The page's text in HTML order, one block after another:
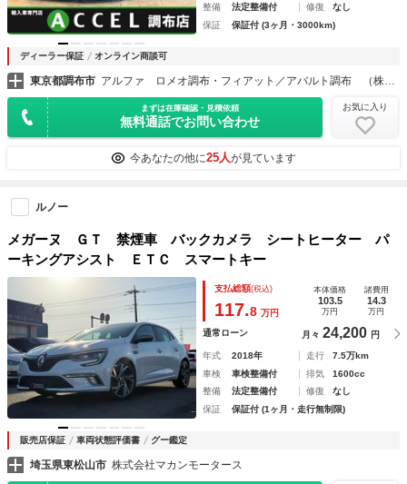
整備
法定整備付 修復
なし
保証
保証付 (3ヶ月・3000km)
ディーラー保証 オンライン商談可
東京都調布市
まずは在庫確認・見積依頼
無料通話でお問い合わせ
お気に入り
今あなたの他に25人が見ています
ルノー
メガーヌ ＧＴ 禁煙車 バックカメラ シートヒーター パ
ーキングアシスト ＥＴＣ スマートキー
支払総額(税込)
117.8 万円
本体価格
103.5
万円
諸費用
14.3
万円
通常ローン 月々 24,200 円
年式 2018年 走行
7.5万km
車検
車検整備付 排気
1600cc
整備
法定整備付 修復
なし
保証
保証付 (1ヶ月・走行無制限)
販売店保証 車両状態評価書 グー鑑定
埼玉県東松山市 株式会社マカンモータース